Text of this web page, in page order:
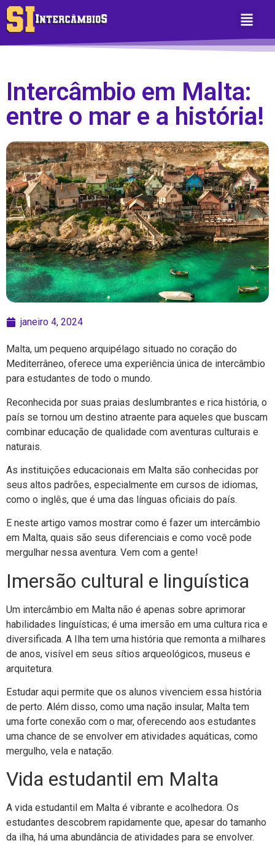
Intercâmbio em Malta:
entre o mar e a história!
janeiro 4, 2024
Malta, um pequeno arquipélago situado no coração do
Mediterrâneo, oferece uma experiência única de intercâmbio
para estudantes de todo o mundo.
Reconhecida por suas praias deslumbrantes e rica história, o
país se tornou um destino atraente para aqueles que buscam
combinar educação de qualidade com aventuras culturais e
naturais.
As instituições educacionais em Malta são conhecidas por
seus altos padrões, especialmente em cursos de idiomas,
como o inglês, que é uma das línguas oficiais do país.
E neste artigo vamos mostrar como é fazer um intercâmbio
em Malta, quais são seus diferenciais e como você pode
mergulhar nessa aventura. Vem com a gente!
Imersão cultural e linguística
Um intercâmbio em Malta não é apenas sobre aprimorar
habilidades linguísticas; é uma imersão em uma cultura rica e
diversificada. A Ilha tem uma história que remonta a milhares
de anos, visível em seus sítios arqueológicos, museus e
arquitetura.
Estudar aqui permite que os alunos vivenciem essa história
de perto. Além disso, como uma nação insular, Malta tem
uma forte conexão com o mar, oferecendo aos estudantes
uma chance de se envolver em atividades aquáticas, como
mergulho, vela e natação.
Vida estudantil em Malta
A vida estudantil em Malta é vibrante e acolhedora. Os
estudantes descobrem rapidamente que, apesar do tamanho
da ilha, há uma abundância de atividades para se envolver.